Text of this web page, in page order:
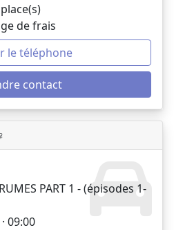
de frais
le téléphone
contact
PART 1 - (épisodes 1-
09:00